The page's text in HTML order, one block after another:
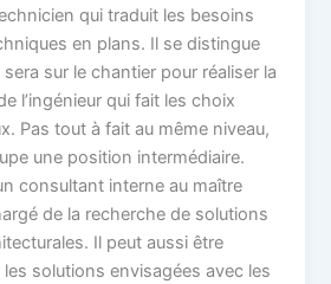
qui traduit les besoins
en plans. Il se distingue
sera sur le chantier pour réaliser la
l’ingénieur qui fait les choix
Pas tout à fait au même niveau,
une position intermédiaire.
consultant interne au maître
de la recherche de solutions
Il peut aussi être
solutions envisagées avec les